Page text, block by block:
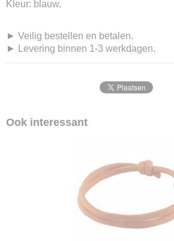
Kleur: blauw.
► Veilig bestellen en betalen.
► Levering binnen 1-3 werkdagen.
Ook interessant